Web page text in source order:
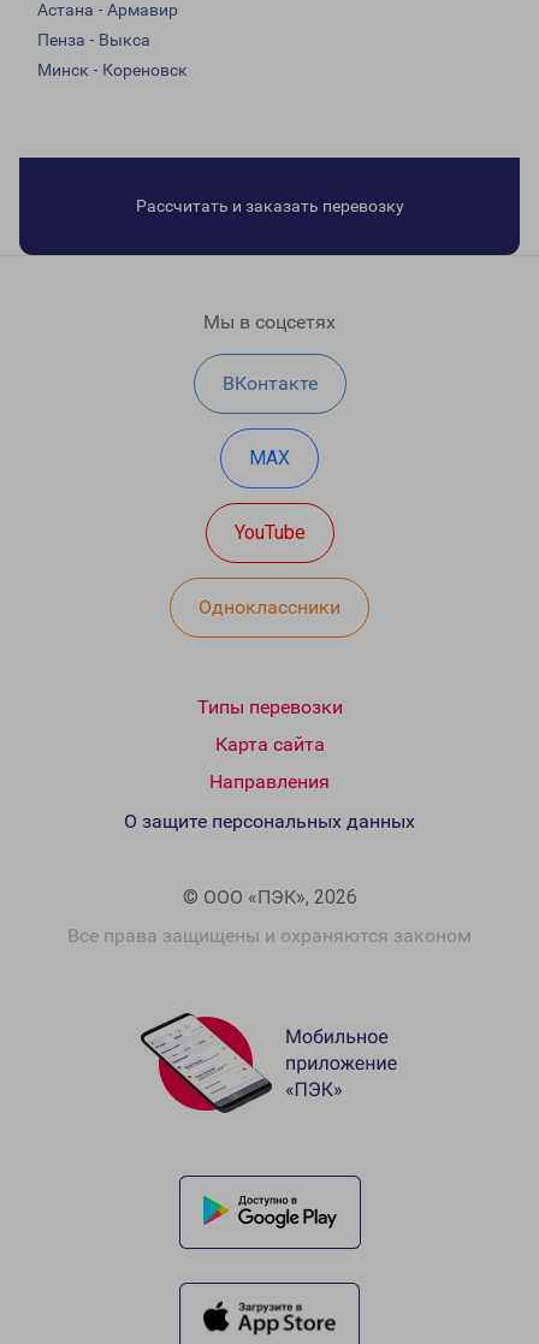
Астана - Армавир
Пенза - Выкса
Минск - Кореновск
Рассчитать и заказать перевозку
Мы в соцсетях
ВКонтакте
MAX
YouTube
Одноклассники
Типы перевозки
Карта сайта
Направления
© ООО «ПЭК», 2026
Все права защищены и охраняются законом
О защите персональных данных